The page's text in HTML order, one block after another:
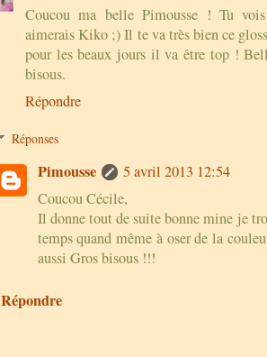
Coucou ma belle Pimousse ! Tu
aimerais Kiko ;) Il te va très bien ce
pour les beaux jours il va être top !
bisous.
Répondre
Réponses
Pimousse
5 avril 2013 12:54
Coucou Cécile,
Il donne tout de suite bonne mine je
temps quand même à oser de la
aussi Gros bisous !!!
Répondre